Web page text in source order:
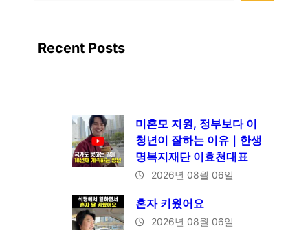
Recent Posts
미혼모 지원, 정부보다 이
청년이 잘하는 이유｜한생
명복지재단 이효천대표
2026년 08월 06일
혼자 키웠어요
2026년 08월 06일